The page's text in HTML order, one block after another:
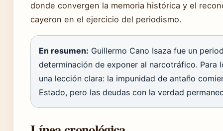
donde convergen la memoria histórica y el
cayeron en el ejercicio del periodismo.
En resumen: Guillermo Cano Isaza fue un
determinación de exponer al narcotráfico. Para
una lección clara: la impunidad de antaño
Estado, pero las deudas con la verdad